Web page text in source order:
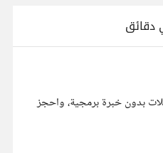
دقائق
بدون خبرة برمجية، واحجز